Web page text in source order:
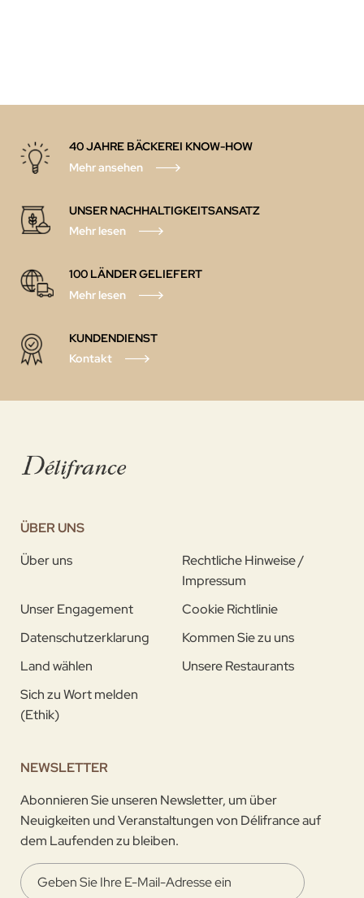
40 JAHRE BÄCKEREI KNOW-HOW
Mehr ansehen
UNSER NACHHALTIGKEITSANSATZ
Mehr lesen
100 LÄNDER GELIEFERT
Mehr lesen
KUNDENDIENST
Kontakt
ÜBER UNS
Über uns
Rechtliche Hinweise /
Impressum
Unser Engagement
Cookie Richtlinie
Datenschutzerklarung
Kommen Sie zu uns
Land wählen
Unsere Restaurants
Sich zu Wort melden
(Ethik)
NEWSLETTER
Abonnieren Sie unseren Newsletter, um über
Neuigkeiten und Veranstaltungen von Délifrance auf
dem Laufenden zu bleiben.